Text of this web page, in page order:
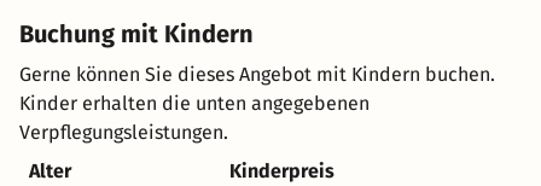
Buchung mit Kindern
Gerne können Sie dieses Angebot mit Kindern buchen.
Kinder erhalten die unten angegebenen
Verpflegungsleistungen.
Alter
Kinderpreis